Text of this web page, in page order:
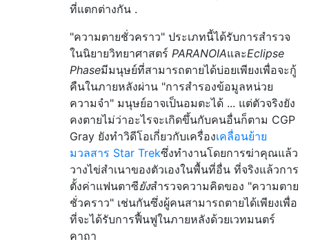
ที่แตกต่างกัน .
"ความตายชั่วคราว" ประเภทนี้ได้รับการสำรวจ
ในนิยายวิทยาศาสตร์ PARANOIAและEclipse
Phaseมีมนุษย์ที่สามารถตายได้บ่อยเพียงเพื่อจะกู้
คืนในภายหลังผ่าน "การสำรองข้อมูลหน่วย
ความจำ" มนุษย์อาจเป็นอมตะได้ ... แต่ตัวจริงยัง
คงตายไม่ว่าอะไรจะเกิดขึ้นกับคนอื่นก็ตาม CGP
Gray ยังทำวิดีโอเกี่ยวกับเครื่องเคลื่อนย้าย
มวลสาร Star Trekซึ่งทำงานโดยการฆ่าคุณแล้ว
วางไข่สำเนาของตัวเองในพื้นที่อื่น ที่จริงแล้วการ
ตั้งค่าแฟนตาซียังสำรวจความคิดของ "ความตาย
ชั่วคราว" เช่นกันซึ่งผู้คนสามารถตายได้เพียงเพื่อ
ที่จะได้รับการฟื้นฟูในภายหลังด้วยเวทมนตร์
คาถา